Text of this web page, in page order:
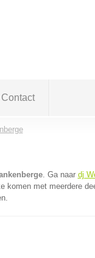
Contact
. Ga naar dj
komen met meerdere